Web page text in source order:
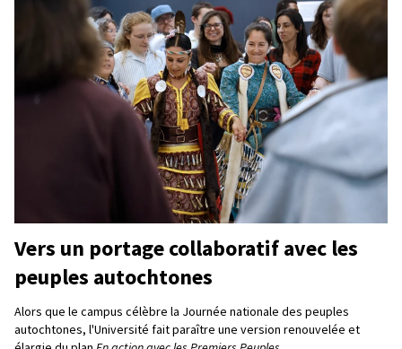
Vers un portage collaboratif avec les
peuples autochtones
Alors que le campus célèbre la Journée nationale des peuples
autochtones, l'Université fait paraître une version renouvelée et